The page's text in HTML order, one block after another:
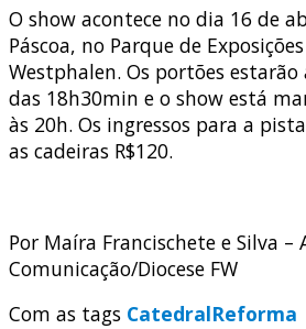
O show acontece no dia 16 de
Páscoa, no Parque de
Westphalen. Os portões
das 18h30min e o show está
às 20h. Os ingressos para a
as cadeiras R$120.
Por Maíra Francischete e Silva –
Comunicação/Diocese FW
Com as tags CatedralReforma